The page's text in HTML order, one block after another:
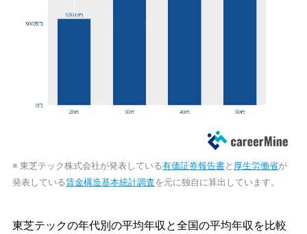
※ 東芝テック株式会社が発表している有価証券報告書と 厚生労働省が
発表している賃金構造基本統計調査を元に独自に算出しています。
東芝テックの年代別の平均年収と全国の平均年収を比較